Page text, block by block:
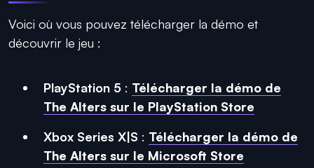
Voici où vous pouvez télécharger la démo et
découvrir le jeu :
PlayStation 5 : Télécharger la démo de
The Alters sur le PlayStation Store
Xbox Series X|S : Télécharger la démo de
The Alters sur le Microsoft Store